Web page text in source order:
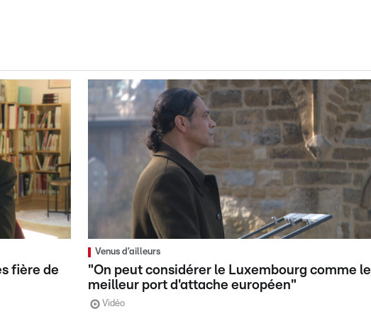
fière de
Venus d’ailleurs
"On peut considérer le Luxembourg comme le
meilleur port d'attache européen"
Vidéo